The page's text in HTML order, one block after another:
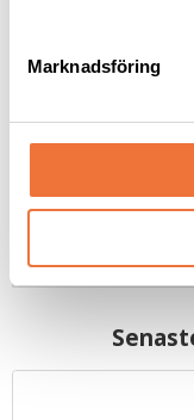
Marknadsföring